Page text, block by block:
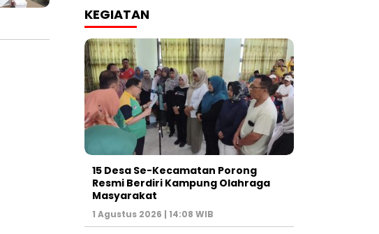
KEGIATAN
15 Desa Se-Kecamatan Porong
Resmi Berdiri Kampung Olahraga
Masyarakat
1 Agustus 2026 | 14:08 WIB